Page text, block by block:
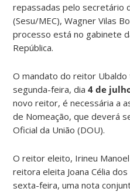
repassadas pelo secretário
(Sesu/MEC), Wagner Vilas
processo está no gabinete
República.
O mandato do reitor Ubaldo
segunda-feira, dia4 de
novo reitor, é necessária a
de Nomeação, que deverá
Oficial da União (DOU).
O reitor eleito, Irineu
reitora eleita Joana Célia
sexta-feira, uma nota